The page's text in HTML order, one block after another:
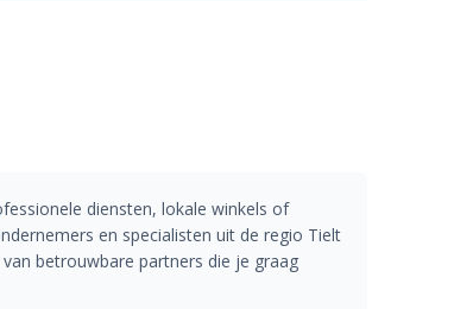
diensten, lokale winkels of
en specialisten uit de regio Tielt
betrouwbare partners die je graag